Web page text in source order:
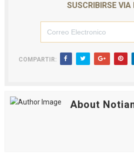
SUSCRIBIRSE
COMPARTIR:
About